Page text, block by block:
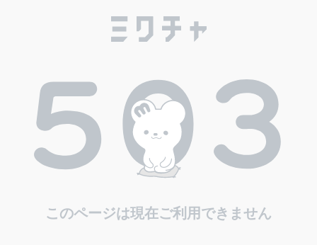
このページは現在ご利用できません